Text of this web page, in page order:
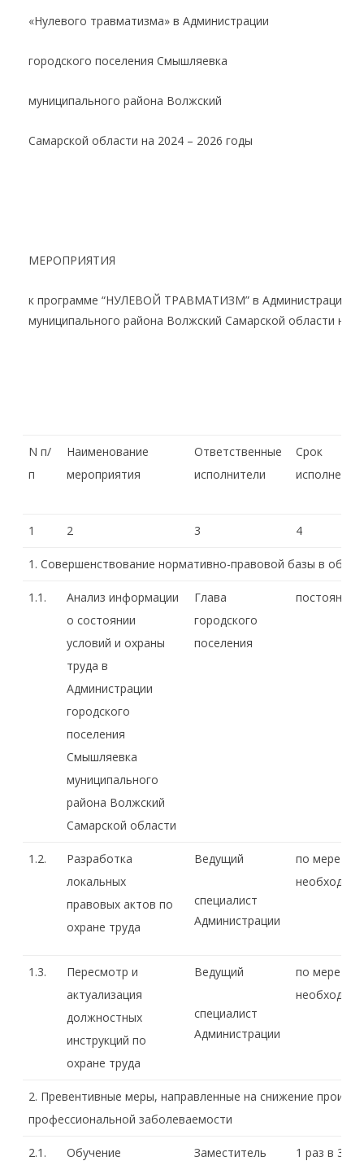
«Нулевого травматизма» в Администрации
городского поселения Смышляевка
муниципального района Волжский
Самарской области на 2024 – 2026 годы
МЕРОПРИЯТИЯ
к программе “НУЛЕВОЙ ТРАВМАТИЗМ” в Администрации
муниципального района Волжский Самарской области на
N п/
п
Наименование
мероприятия
Ответственные
исполнители
Срок
исполнения
1 2 3 4
1. Совершенствование нормативно-правовой базы в
1.1.
Анализ информации
о состоянии
условий и охраны
труда в
Администрации
городского
поселения
Смышляевка
муниципального
района Волжский
Самарской области
Глава
городского
поселения
постоянно
1.2.
Разработка
локальных
правовых актов по
охране труда
Ведущий
специалист
Администрации
по мере
1.3.
Пересмотр и
актуализация
должностных
инструкций по
охране труда
Ведущий
специалист
Администрации
по мере
2. Превентивные меры, направленные на снижение
профессиональной заболеваемости
2.1.
Обучение
Заместитель
1 раз в 3